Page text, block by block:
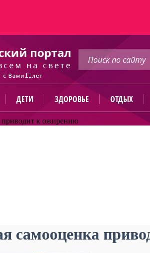
ДЕТИ ЗДОРОВЬЕ ОТДЫХ
приводит к ожирению
самооценка